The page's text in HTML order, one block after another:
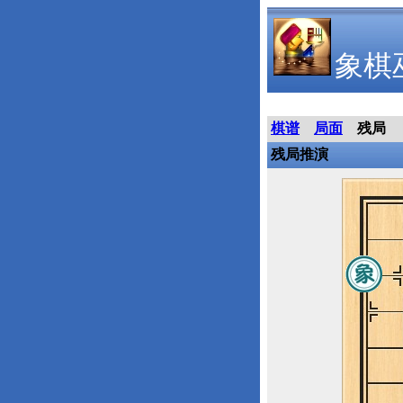
象棋
棋谱 局面
残局
残局推演